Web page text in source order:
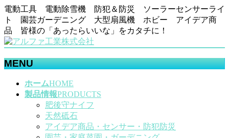
電動工具 電動除雪機 防犯＆防災 ソーラーセンサーライ
ト 園芸ガーデニング 大型扇風機 ホビー アイデア商
品 皆様の「あったらいいな」をカタチに！
MENU
ホームHOME
製品情報PRODUCTS
肥後守ナイフ
天然砥石
アイデア商品・センサー・防犯防災